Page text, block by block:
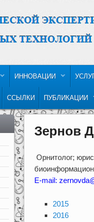
ИННОВАЦИИ
ССЫЛКИ ПУБЛИКАЦИИ
Зернов
Орнитолог;
E-mail:
2015
2016